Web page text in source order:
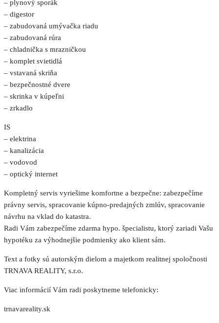
– plynový sporák
– digestor
– zabudovaná umývačka riadu
– zabudovaná rúra
– chladnička s mrazničkou
– komplet svietidlá
– vstavaná skriňa
– bezpečnostné dvere
– skrinka v kúpeľni
– zrkadlo
IS
– elektrina
– kanalizácia
– vodovod
– optický internet
Kompletný servis vyriešime komfortne a bezpečne: zabezpečíme
právny servis, spracovanie kúpno-predajných zmlúv, spracovanie
návrhu na vklad do katastra.
Radi Vám zabezpečíme zdarma hypo. špecialistu, ktorý zariadi Vašu
hypotéku za výhodnejšie podmienky ako klient sám.
Text a fotky sú autorským dielom a majetkom realitnej spoločnosti
TRNAVA REALITY, s.r.o.
Viac informácií Vám radi poskytneme telefonicky:
trnavareality.sk